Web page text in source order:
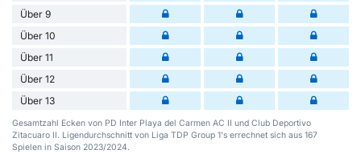
Über 9
Über 10
Über 11
Über 12
Über 13
Gesamtzahl Ecken von PD Inter Playa del Carmen AC II und Club Deportivo
Zitacuaro II. Ligendurchschnitt von Liga TDP Group 1's errechnet sich aus 167
Spielen in Saison 2023/2024.